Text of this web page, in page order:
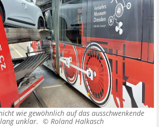
wie gewöhnlich auf das ausschwenkende
unklar. © Roland Halkasch